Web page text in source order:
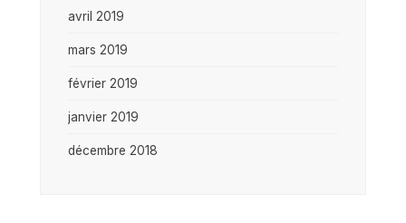
avril 2019
mars 2019
février 2019
janvier 2019
décembre 2018